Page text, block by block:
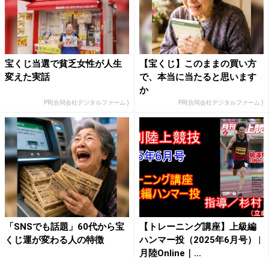
宝くじ当選で貧乏女性が人生
変えた実話
PR(合同会社デジタルファーム )
【宝くじ】このままの買い方
で、本当に当たると思います
か
PR(合同会社デジタルファーム )
「SNSでも話題」60代から宝
くじ運が変わる人の特徴
【トレーニング講座】上級編
ハンマー投（2025年6月号） |
月陸Online｜...